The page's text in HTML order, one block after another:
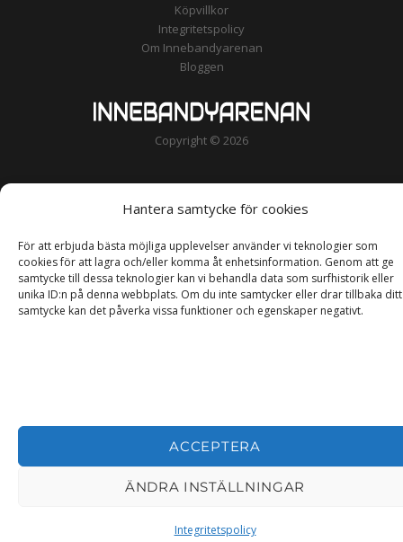
Hantera samtycke för cookies
För att erbjuda bästa möjliga upplevelser använder vi teknologier som
cookies för att lagra och/eller komma åt enhetsinformation. Genom att ge
samtycke till dessa teknologier kan vi behandla data som surfhistorik eller
unika ID:n på denna webbplats. Om du inte samtycker eller drar tillbaka ditt
samtycke kan det påverka vissa funktioner och egenskaper negativt.
ACCEPTERA
ÄNDRA INSTÄLLNINGAR
Integritetspolicy
Köpvillkor
Integritetspolicy
Om Innebandyarenan
Bloggen
Copyright © 2026